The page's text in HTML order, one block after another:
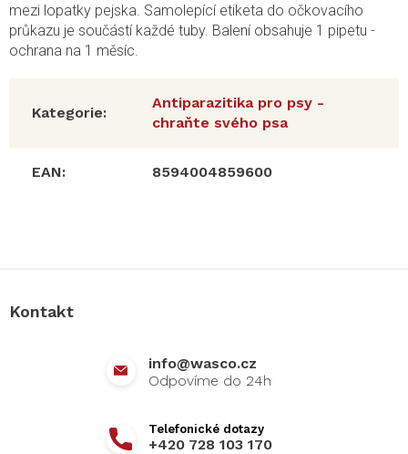
mezi lopatky pejska. Samolepící etiketa do očkovacího
průkazu je součástí každé tuby. Balení obsahuje 1 pipetu -
ochrana na 1 měsíc.
Kategorie:
Antiparazitika pro psy -
chraňte svého psa
EAN: 8594004859600
Kontakt
info@wasco.cz
+420 728 103 170